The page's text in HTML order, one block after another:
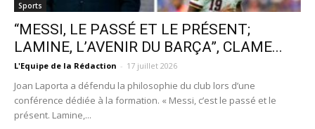
Sports
“MESSI, LE PASSÉ ET LE PRÉSENT;
LAMINE, L’AVENIR DU BARÇA”, CLAME...
L'Equipe de la Rédaction - 17 juillet 2026
Joan Laporta a défendu la philosophie du club lors d’une
conférence dédiée à la formation. « Messi, c’est le passé et le
présent. Lamine,...